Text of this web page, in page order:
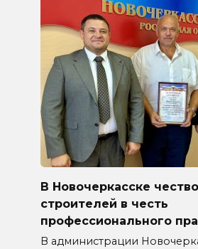
В Новочеркасске
строителей в честь
профессионального
В администрации